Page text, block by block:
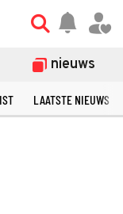
nieuws
LAATSTE NIEUWS